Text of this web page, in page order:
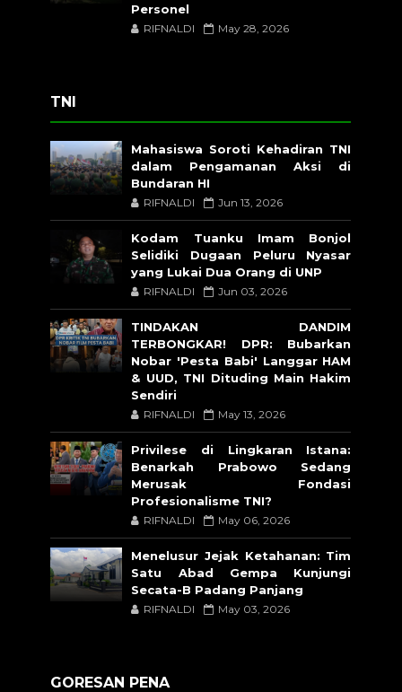
Personel
RIFNALDI May 28, 2026
TNI
Mahasiswa Soroti Kehadiran TNI
dalam Pengamanan Aksi di
Bundaran HI
RIFNALDI Jun 13, 2026
Kodam Tuanku Imam Bonjol
Selidiki Dugaan Peluru Nyasar
yang Lukai Dua Orang di UNP
RIFNALDI Jun 03, 2026
TINDAKAN DANDIM
TERBONGKAR! DPR: Bubarkan
Nobar 'Pesta Babi' Langgar HAM
& UUD, TNI Dituding Main Hakim
Sendiri
RIFNALDI May 13, 2026
Privilese di Lingkaran Istana:
Benarkah Prabowo Sedang
Merusak Fondasi
Profesionalisme TNI?
RIFNALDI May 06, 2026
Menelusur Jejak Ketahanan: Tim
Satu Abad Gempa Kunjungi
Secata-B Padang Panjang
RIFNALDI May 03, 2026
GORESAN PENA